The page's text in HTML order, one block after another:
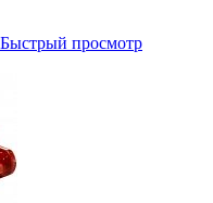
Быстрый просмотр